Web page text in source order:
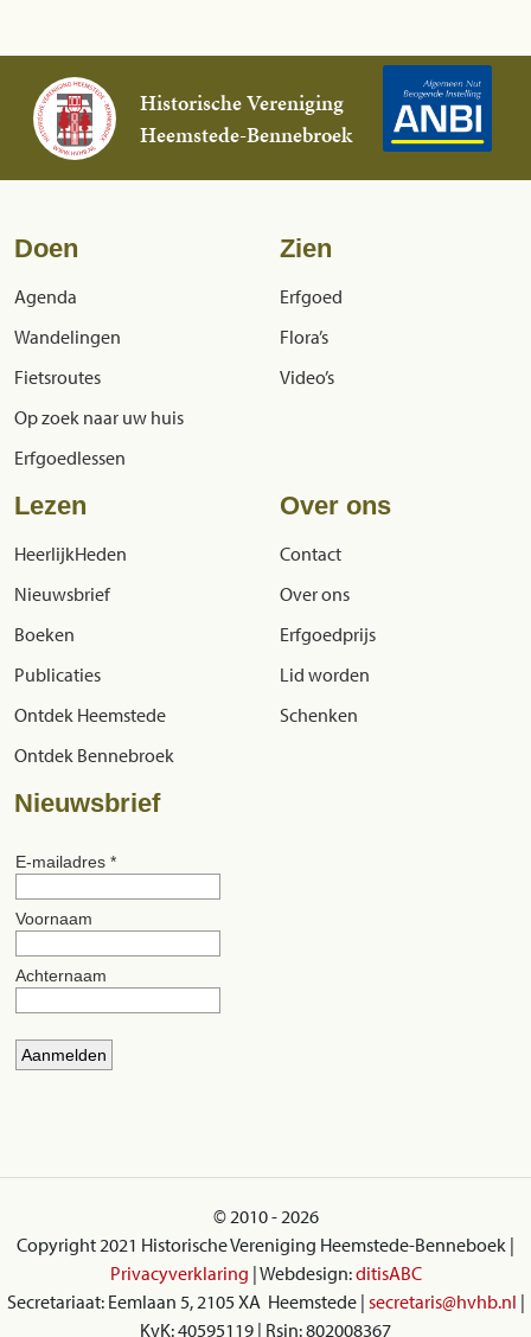
Historische Vereniging
Heemstede-Bennebroek
Doen
Agenda
Wandelingen
Fietsroutes
Op zoek naar uw huis
Erfgoedlessen
Zien
Erfgoed
Flora’s
Video’s
Lezen
HeerlijkHeden
Nieuwsbrief
Boeken
Publicaties
Ontdek Heemstede
Ontdek Bennebroek
Over ons
Contact
Over ons
Erfgoedprijs
Lid worden
Schenken
Nieuwsbrief
© 2010 - 2026
Copyright 2021 Historische Vereniging Heemstede-Benneboek |
Privacyverklaring | Webdesign:ditisABC
Secretariaat: Eemlaan 5, 2105 XA Heemstede | secretaris@hvhb.nl |
KvK: 40595119 | Rsin: 802008367